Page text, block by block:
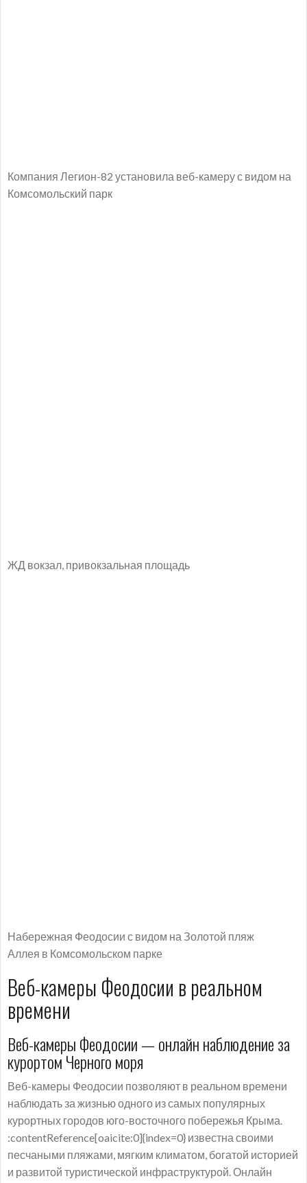
Компания Легион-82 установила веб-камеру с видом на
Комсомольский парк
ЖД вокзал, привокзальная площадь
Набережная Феодосии с видом на Золотой пляж
Аллея в Комсомольском парке
Веб-камеры Феодосии в реальном
времени
Веб-камеры Феодосии — онлайн наблюдение за
курортом Черного моря
Веб-камеры Феодосии позволяют в реальном времени
наблюдать за жизнью одного из самых популярных
курортных городов юго-восточного побережья Крыма.
:contentReference[oaicite:0]{index=0} известна своими
песчаными пляжами, мягким климатом, богатой историей
и развитой туристической инфраструктурой. Онлайн